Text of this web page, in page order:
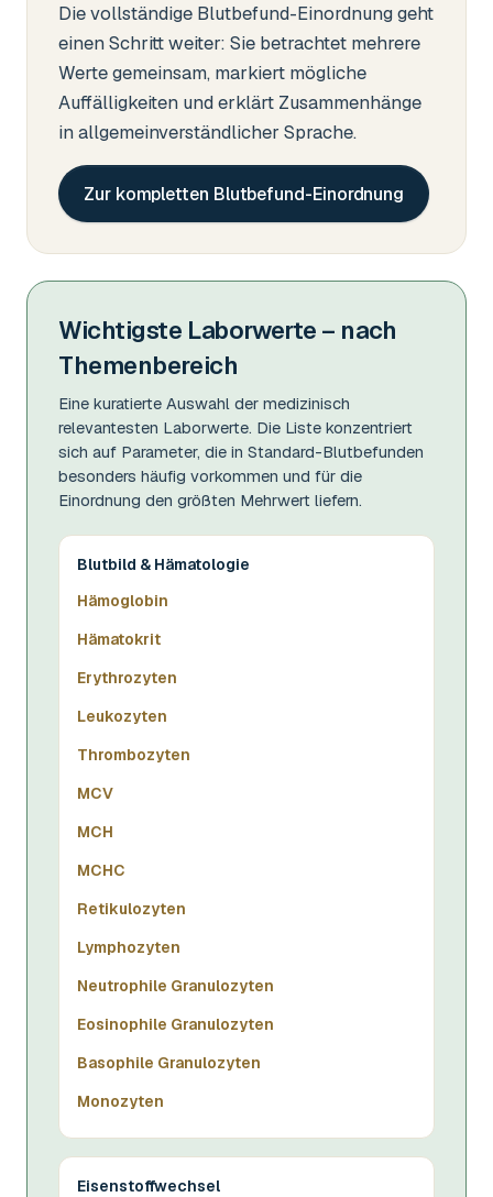
Die vollständige Blutbefund-Einordnung geht
einen Schritt weiter: Sie betrachtet mehrere
Werte gemeinsam, markiert mögliche
Auffälligkeiten und erklärt Zusammenhänge
in allgemeinverständlicher Sprache.
Zur kompletten Blutbefund-Einordnung
Wichtigste Laborwerte – nach
Themenbereich
Eine kuratierte Auswahl der medizinisch
relevantesten Laborwerte. Die Liste konzentriert
sich auf Parameter, die in Standard-Blutbefunden
besonders häufig vorkommen und für die
Einordnung den größten Mehrwert liefern.
Blutbild & Hämatologie
Hämoglobin
Hämatokrit
Erythrozyten
Leukozyten
Thrombozyten
MCV
MCH
MCHC
Retikulozyten
Lymphozyten
Neutrophile Granulozyten
Eosinophile Granulozyten
Basophile Granulozyten
Monozyten
Eisenstoffwechsel